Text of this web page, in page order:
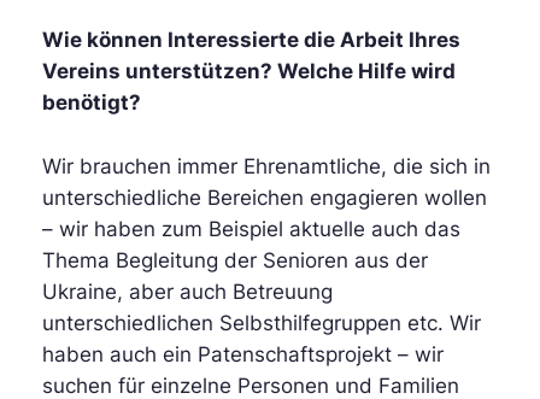
Wie können Interessierte die Arbeit Ihres
Vereins unterstützen? Welche Hilfe wird
benötigt?
Wir brauchen immer Ehrenamtliche, die sich in
unterschiedliche Bereichen engagieren wollen
– wir haben zum Beispiel aktuelle auch das
Thema Begleitung der Senioren aus der
Ukraine, aber auch Betreuung
unterschiedlichen Selbsthilfegruppen etc. Wir
haben auch ein Patenschaftsprojekt – wir
suchen für einzelne Personen und Familien